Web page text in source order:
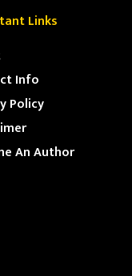
Links
Info
Policy
An Author